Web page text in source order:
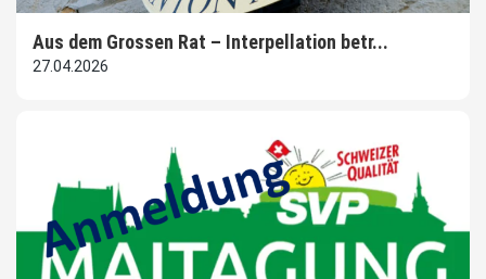
Aus dem Grossen Rat – Interpellation betr...
27.04.2026